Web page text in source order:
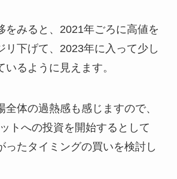
をみると、2021年ごろに高値を
リ下げて、2023年に入って少し
るように見えます。
体の過熱感も感じますので、
トへの投資を開始するとして
ったタイミングの買いを検討し